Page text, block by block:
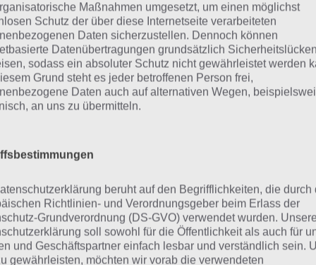
Aufgaben und Rätsel im
Maßnahmen umgesetzt, um einen möglichst
Schutz der über diese Internetseite verarbeiteten
Daten sicherzustellen. Dennoch können
Datenübertragungen grundsätzlich Sicherheitslücken
sodass ein absoluter Schutz nicht gewährleistet werden
Grund steht es jeder betroffenen Person frei,
Daten auch auf alternativen Wegen,
an uns zu übermitteln.
beruht auf den Begrifflichkeiten, die durch
Richtlinien- und Verordnungsgeber beim Erlass der
Grundverordnung (DS-GVO) verwendet wurden. Unsere
soll sowohl für die Öffentlichkeit als auch für
und Geschäftspartner einfach lesbar und verständlich sein.
gewährleisten, möchten wir vorab die verwendeten